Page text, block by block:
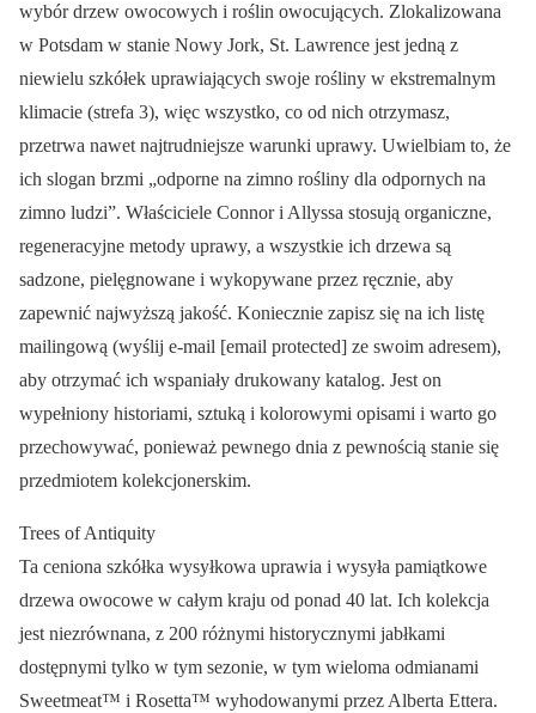
wybór drzew owocowych i roślin owocujących. Zlokalizowana
w Potsdam w stanie Nowy Jork, St. Lawrence jest jedną z
niewielu szkółek uprawiających swoje rośliny w ekstremalnym
klimacie (strefa 3), więc wszystko, co od nich otrzymasz,
przetrwa nawet najtrudniejsze warunki uprawy. Uwielbiam to, że
ich slogan brzmi „odporne na zimno rośliny dla odpornych na
zimno ludzi”. Właściciele Connor i Allyssa stosują organiczne,
regeneracyjne metody uprawy, a wszystkie ich drzewa są
sadzone, pielęgnowane i wykopywane przez ręcznie, aby
zapewnić najwyższą jakość. Koniecznie zapisz się na ich listę
mailingową (wyślij e-mail [email protected] ze swoim adresem),
aby otrzymać ich wspaniały drukowany katalog. Jest on
wypełniony historiami, sztuką i kolorowymi opisami i warto go
przechowywać, ponieważ pewnego dnia z pewnością stanie się
przedmiotem kolekcjonerskim.
Trees of Antiquity
Ta ceniona szkółka wysyłkowa uprawia i wysyła pamiątkowe
drzewa owocowe w całym kraju od ponad 40 lat. Ich kolekcja
jest niezrównana, z 200 różnymi historycznymi jabłkami
dostępnymi tylko w tym sezonie, w tym wieloma odmianami
Sweetmeat™ i Rosetta™ wyhodowanymi przez Alberta Ettera.